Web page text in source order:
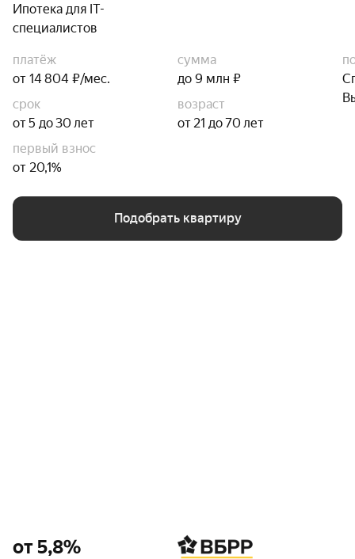
Ипотека для IT-
специалистов
платёж
от 14 804 ₽/мес.
сумма
до 9 млн ₽
срок
от 5 до 30 лет
возраст
от 21 до 70 лет
первый взнос
от 20,1%
Подобрать квартиру
от 5,8%